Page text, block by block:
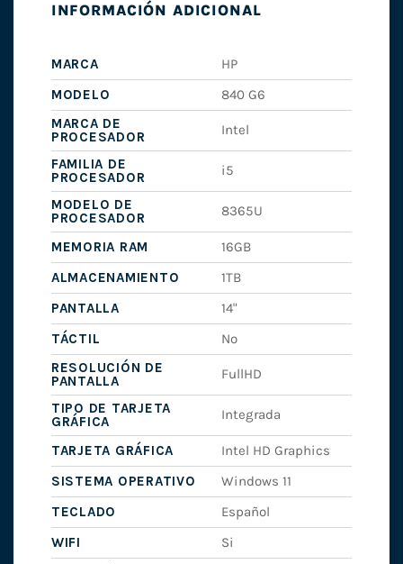
INFORMACIÓN ADICIONAL
MARCA
HP
MODELO
840 G6
MARCA DE
PROCESADOR
Intel
FAMILIA DE
PROCESADOR
i5
MODELO DE
PROCESADOR
8365U
MEMORIA RAM
16GB
ALMACENAMIENTO
1TB
PANTALLA
14"
TÁCTIL
No
RESOLUCIÓN DE
PANTALLA
FullHD
TIPO DE TARJETA
GRÁFICA
Integrada
TARJETA GRÁFICA
Intel HD Graphics
SISTEMA OPERATIVO
Windows 11
TECLADO
Español
WIFI
Si